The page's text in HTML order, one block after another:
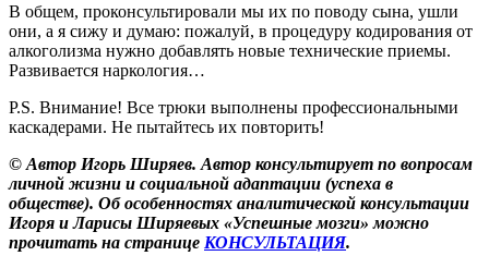
В общем, проконсультировали мы их по поводу сына, ушли
они, а я сижу и думаю: пожалуй, в процедуру кодирования от
алкоголизма нужно добавлять новые технические приемы.
Развивается наркология…
P.S. Внимание! Все трюки выполнены профессиональными
каскадерами. Не пытайтесь их повторить!
© Автор Игорь Ширяев. Автор консультирует по вопросам
личной жизни и социальной адаптации (успеха в
обществе). Об особенностях аналитической консультации
Игоря и Ларисы Ширяевых «Успешные мозги» можно
прочитать на странице КОНСУЛЬТАЦИЯ.